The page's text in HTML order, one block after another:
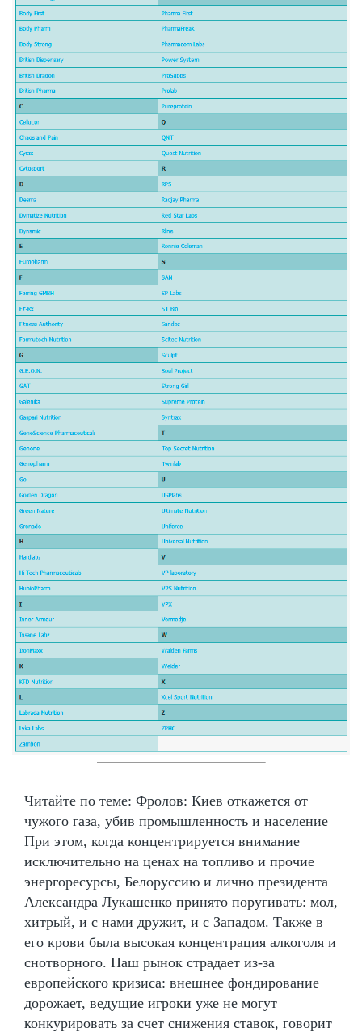
Читайте по теме: Фролов: Киев откажется от
чужого газа, убив промышленность и население
При этом, когда концентрируется внимание
исключительно на ценах на топливо и прочие
энергоресурсы, Белоруссию и лично президента
Александра Лукашенко принято поругивать: мол,
хитрый, и с нами дружит, и с Западом. Также в
его крови была высокая концентрация алкоголя и
снотворного. Наш рынок страдает из-за
европейского кризиса: внешнее фондирование
дорожает, ведущие игроки уже не могут
конкурировать за счет снижения ставок, говорит